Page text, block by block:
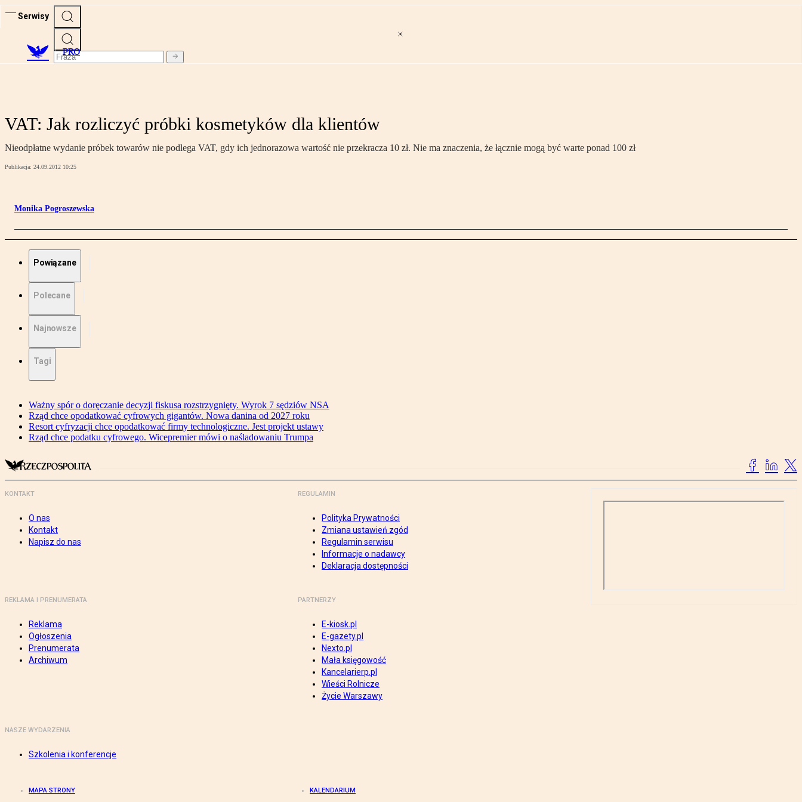
Serwisy
PRO
VAT: Jak rozliczyć próbki kosmetyków dla klientów
Nieodpłatne wydanie próbek towarów nie podlega VAT, gdy ich jednorazowa wartość nie przekracza 10 zł. Nie ma znaczenia, że łącznie mogą być warte ponad 100 zł
Publikacja: 24.09.2012 10:25
Monika Pogroszewska
Powiązane
Polecane
Najnowsze
Tagi
Ważny spór o doręczanie decyzji fiskusa rozstrzygnięty. Wyrok 7 sędziów NSA
Rząd chce opodatkować cyfrowych gigantów. Nowa danina od 2027 roku
Resort cyfryzacji chce opodatkować firmy technologiczne. Jest projekt ustawy
Rząd chce podatku cyfrowego. Wicepremier mówi o naśladowaniu Trumpa
KONTAKT
O nas
Kontakt
Napisz do nas
REGULAMIN
Polityka Prywatności
Zmiana ustawień zgód
Regulamin serwisu
Informacje o nadawcy
Deklaracja dostępności
REKLAMA I PRENUMERATA
Reklama
Ogłoszenia
Prenumerata
Archiwum
PARTNERZY
E-kiosk.pl
E-gazety.pl
Nexto.pl
Mała księgowość
Kancelarierp.pl
Wieści Rolnicze
Życie Warszawy
NASZE WYDARZENIA
Szkolenia i konferencje
MAPA STRONY KALENDARIUM